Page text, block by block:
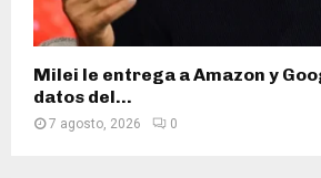
Milei le entrega a Amazon y
datos del...
7 agosto, 2026 0